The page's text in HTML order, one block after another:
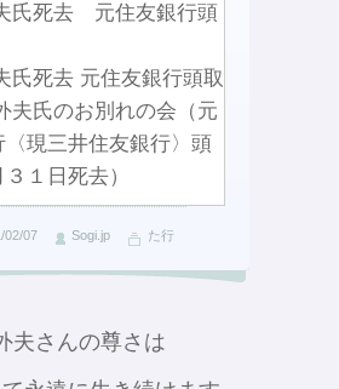
氏死去 元住友銀行頭
氏死去 元住友銀行頭取
夫氏のお別れの会（元
現三井住友銀行〉頭
１日死去）
02/07 Sogi.jp た行
夫さんの尊さは